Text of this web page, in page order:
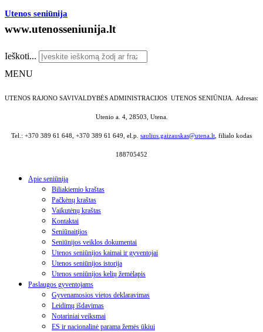
Utenos seniūnija
www.utenosseniunija.lt
Ieškoti...
MENU
UTENOS RAJONO SAVIVALDYBĖS ADMINISTRACIJOS UTENOS SENIŪNIJA. Adresas:
Utenio a. 4, 28503, Utena.
Tel.: +370 389 61 648, +370 389 61 649, el.p. saulius.gaizauskas@utena.lt, filialo kodas
188705452
Apie seniūniją
Biliakiemio kraštas
Pačkėnų kraštas
Vaikutėnų kraštas
Kontaktai
Seniūnaitijos
Seniūnijos veiklos dokumentai
Utenos seniūnijos kaimai ir gyventojai
Utenos seniūnijos istorija
Utenos seniūnijos kelių žemėlapis
Paslaugos gyventojams
Gyvenamosios vietos deklaravimas
Leidimų išdavimas
Notariniai veiksmai
ES ir nacionalinė parama žemės ūkiui